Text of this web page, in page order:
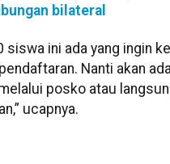
bilateral
siswa ini ada yang ingin
Nanti akan
posko atau
ucapnya.